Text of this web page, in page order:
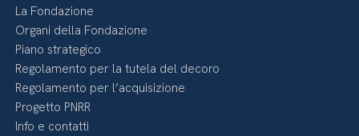
La Fondazione
Organi della Fondazione
Piano strategico
Regolamento per la tutela del decoro
Regolamento per l’acquisizione
Progetto PNRR
Info e contatti